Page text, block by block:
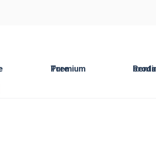
Premium Ture Rentiranje broda